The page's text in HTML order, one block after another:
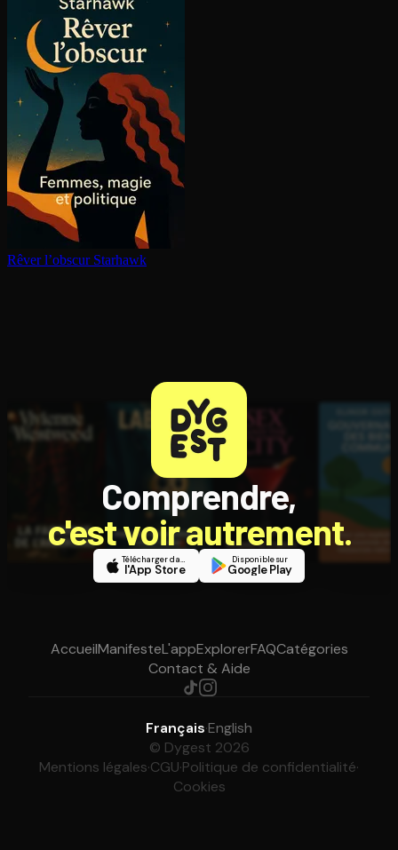
Rêver l’obscur Starhawk
Comprendre,
c'est voir autrement.
Télécharger dans
l'App Store
Disponible sur
Google Play
AccueilManifesteL'appExplorerFAQCatégories
Contact & Aide
Français·English
© Dygest 2026
Mentions légales·CGU·Politique de confidentialité·
Cookies